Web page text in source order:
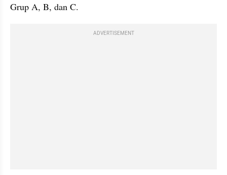
Grup A, B, dan C.
ADVERTISEMENT